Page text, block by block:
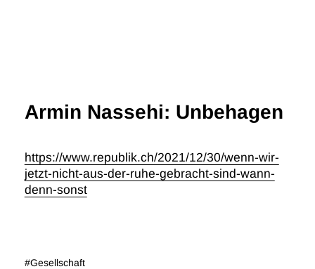
Armin Nassehi: Unbehagen
https://www.republik.ch/2021/12/30/wenn-wir-
jetzt-nicht-aus-der-ruhe-gebracht-sind-wann-
denn-sonst
#Gesellschaft